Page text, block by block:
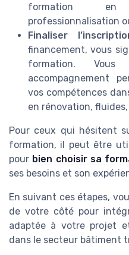
formation en
professionnalisation
Finaliser
financement, vous
formation. Vous
accompagnement
vos compétences
en rénovation,
Pour ceux qui hésitent
formation, il peut être
pour bien choisir sa
ses besoins et son
En suivant ces étapes,
de votre côté pour
adaptée à votre projet
dans le secteur bâtiment